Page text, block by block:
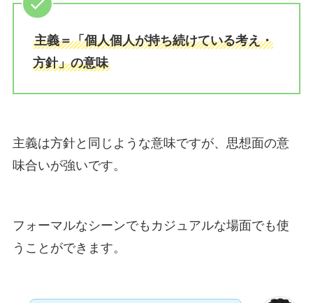
主義＝「個人個人が持ち続けている考え・
方針」の意味
主義は方針と同じような意味ですが、思想面の意
味合いが強いです。
フォーマルなシーンでもカジュアルな場面でも使
うことができます。